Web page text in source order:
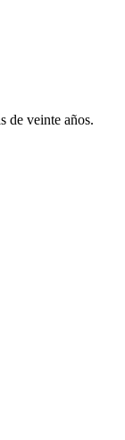
de veinte años.